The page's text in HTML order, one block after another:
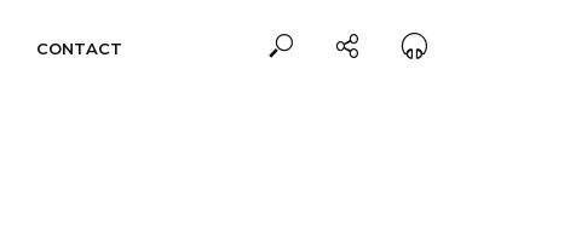
CONTACT